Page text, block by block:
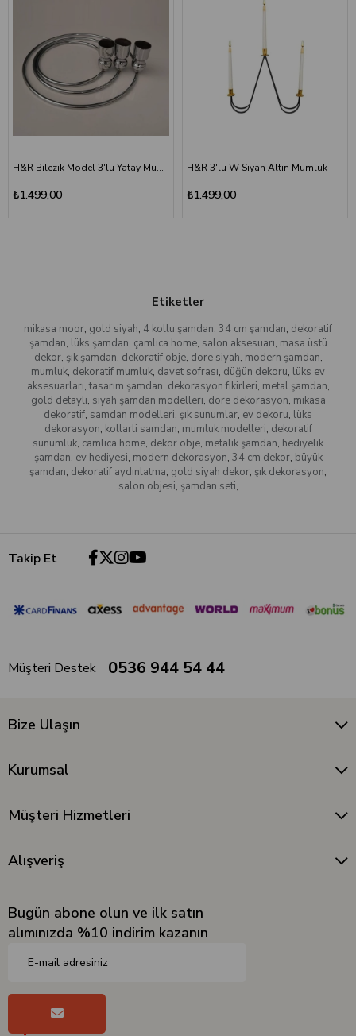
H&R Bilezik Model 3'lü Yatay Mumluk Gümüş
₺1.499,00
H&R 3'lü W Siyah Altın Mumluk
₺1.499,00
Etiketler
mikasa moor, gold siyah, 4 kollu şamdan, 34 cm şamdan, dekoratif
şamdan, lüks şamdan, çamlıca home, salon aksesuarı, masa üstü
dekor, şık şamdan, dekoratif obje, dore siyah, modern şamdan,
mumluk, dekoratif mumluk, davet sofrası, düğün dekoru, lüks ev
aksesuarları,tasarım şamdan, dekorasyon fikirleri, metal şamdan,
gold detaylı, siyah şamdan modelleri, dore dekorasyon, mikasa
dekoratif, samdan modelleri, şık sunumlar, ev dekoru, lüks
dekorasyon, kollarli samdan, mumluk modelleri, dekoratif
sunumluk, camlica home, dekor obje, metalik şamdan, hediyelik
şamdan, ev hediyesi, modern dekorasyon, 34 cm dekor, büyük
şamdan, dekoratif aydınlatma, gold siyah dekor, şık dekorasyon,
salon objesi, şamdan seti,
Takip Et
Müşteri Destek 0536 944 54 44
Bize Ulaşın
Kurumsal
Müşteri Hizmetleri
Alışveriş
Bugün abone olun ve ilk satın
alımınızda %10 indirim kazanın